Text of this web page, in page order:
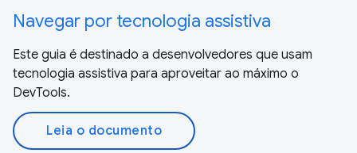
Navegar por tecnologia assistiva
Este guia é destinado a desenvolvedores que usam
tecnologia assistiva para aproveitar ao máximo o
DevTools.
Leia o documento